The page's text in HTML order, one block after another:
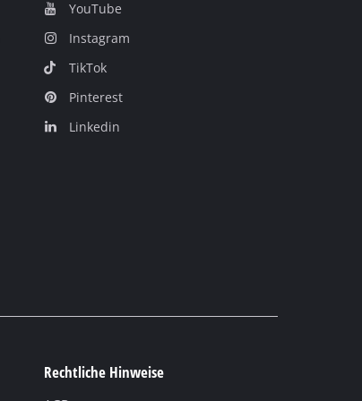
YouTube
Instagram
TikTok
Pinterest
Linkedin
Rechtliche Hinweise